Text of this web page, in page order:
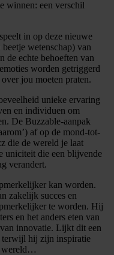
winnen: een verschil
in op deze nieuwe
wetenschap) van
de echte behoeften van
worden getriggerd
jou moeten praten.
unieke ervaring
en individuen om
De Buzzable-aanpak
af op de mond-tot-
die de wereld je laat
uniciteit die een blijvende
verandert.
kan worden.
zakelijk succes en
te worden. Hij
en het anders eten van
innovatie. Lijkt dit een
terwijl hij zijn inspiratie
wereld…